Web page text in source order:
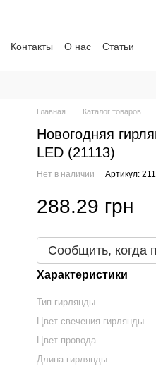
Контакты О нас
Статьи
Главная Каталог товаров
Новогодняя
LED (21113)
Нет в наличии Артикул:
288.29 грн
Сообщить, когда
Характеристики
Тип гирлянды
Цвет свечения гирлянды
Цвет провода
Длина гирлянды